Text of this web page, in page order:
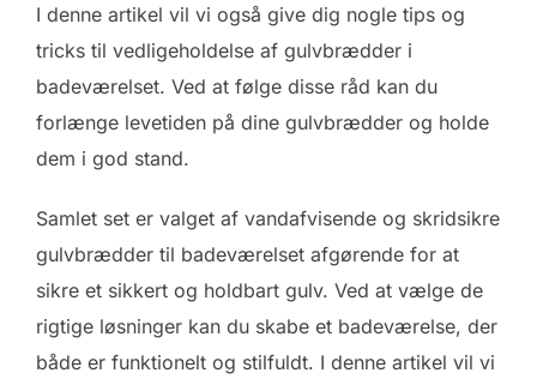
I denne artikel vil vi også give dig nogle tips og
tricks til vedligeholdelse af gulvbrædder i
badeværelset. Ved at følge disse råd kan du
forlænge levetiden på dine gulvbrædder og holde
dem i god stand.
Samlet set er valget af vandafvisende og skridsikre
gulvbrædder til badeværelset afgørende for at
sikre et sikkert og holdbart gulv. Ved at vælge de
rigtige løsninger kan du skabe et badeværelse, der
både er funktionelt og stilfuldt. I denne artikel vil vi